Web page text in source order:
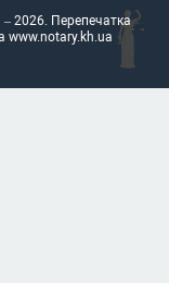
– 2026. Перепечатка
www.notary.kh.ua